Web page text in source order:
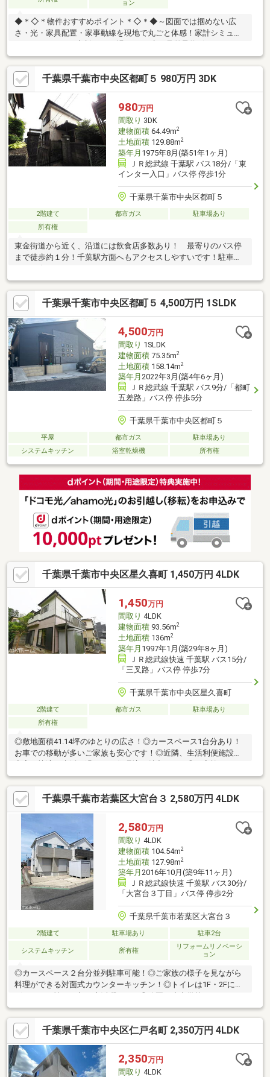
ョン
◆＊◇＊物件おすすめポイント＊◇＊◆～図面では掴めない広
さ・光・家具配置・家事動線を現地で丸ごと体感！家計シミュレ
ムーズに来場予約～♪◆リフォーム完了しました！いつでも見学
可能♪◇2路線2駅徒歩利用可能！◆徒歩圏内に施設充実の好立地
♪◇収納充実！小屋裏収納付き♪◆いろいろなご希望がございまし
たら、お客様のご要望をどしどしお聞かせください♪弊社の専門ス
タッフがお答えいたします♪『売ったり買ったり・住宅ローンのご
相談・地域の情報等・不動産に関すること』は、不動産のプロフ
ェッショナル・センチュリー21千葉リアルティーへ！
千葉県千葉市中央区都町５ 980万円 3DK
980万円
間取り 3DK
建物面積64.49m2
土地面積129.88m2
築年月 1975年8月(築51年1ヶ月)
ＪＲ総武線 千葉駅 バス18分/「東
インター入口」バス停 停歩1分
千葉県千葉市中央区都町５
2階建て 都市ガス
駐車場あり
所有権
東金街道から近く、沿道には飲食店多数あり！ 最寄りのバス停
まで徒歩約１分！千葉駅方面へもアクセスしやすいです！駐車ス
ペース有り！
千葉県千葉市中央区都町５ 4,500万円 1SLDK
4,500万円
間取り 1SLDK
建物面積75.35m2
土地面積158.14m2
築年月 2022年3月(築4年6ヶ月)
ＪＲ総武線 千葉駅 バス9分/「都町
五差路」バス停 停歩5分
千葉県千葉市中央区都町５
平屋 都市ガス
駐車場あり
システムキッチン
浴室乾燥機 所有権
千葉県千葉市中央区星久喜町 1,450万円 4LDK
1,450万円
間取り 4LDK
建物面積93.56m2
土地面積136m2
築年月 1997年1月(築29年8ヶ月)
ＪＲ総武線快速 千葉駅 バス15分/
「三叉路」バス停 停歩7分
千葉県千葉市中央区星久喜町
2階建て 都市ガス
駐車場あり
所有権
◎敷地面積41.14坪のゆとりの広さ！◎カースペース1台分あり！
お車での移動が多いご家族も安心です！◎近隣、生活利便施設が
充実！快適な生活が過ごせる住環境が魅力です！◎ご家族みんな
がゆったりくつろげる広々リビング！◎居室は全部屋6帖以上のゆ
ったりくつろぎ空間！◎全居室2面採光！陽当り・通風に恵まれて
います！◎柔らかい和室付きの物件！和の空間を感じることので
きる落ち着きある一部屋です！◎明るく解放感のある「吹抜」の
玄関！一年中心地よい光が差し込みます！◎お庭付き！ガーデニ
ングや家庭菜園などが楽しめますね！
千葉県千葉市若葉区大宮台３ 2,580万円 4LDK
2,580万円
間取り 4LDK
建物面積104.54m2
土地面積127.98m2
築年月 2016年10月(築9年11ヶ月)
ＪＲ総武線快速 千葉駅 バス30分/
「大宮台３丁目」バス停 停歩2分
千葉県千葉市若葉区大宮台３
2階建て 駐車場あり 駐車2台
システムキッチン 所有権
リフォームリノベーシ
ョン
◎カースペース２台分並列駐車可能！◎ご家族の様子を見ながら
料理ができる対面式カウンターキッチン！◎トイレは1F・2Fにご
など徒歩圏内にそろう子育て家族におすすめの立地！◎建物面積
104.54平米の４LDKの間取り！
千葉県千葉市中央区仁戸名町 2,350万円 4LDK
2,350万円
間取り 4LDK